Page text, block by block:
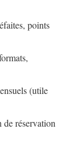
points
(utile
de réservation